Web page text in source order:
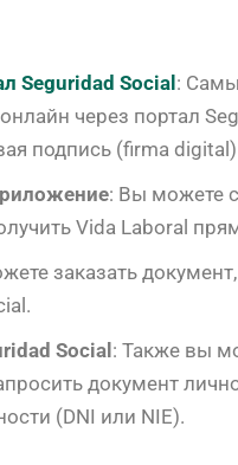
Seguridad Social :
через портал
подпись (firma digital)
: Вы можете
Vida Laboral
заказать
Social : Также вы
документ
(DNI или NIE).